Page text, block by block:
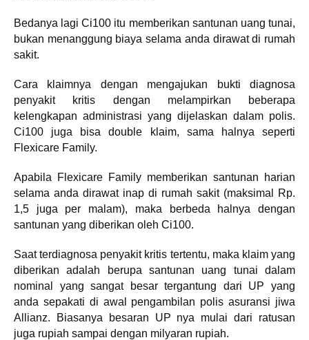
Bedanya lagi Ci100 itu memberikan santunan uang tunai,
bukan menanggung biaya selama anda dirawat di rumah
sakit.
Cara klaimnya dengan mengajukan bukti diagnosa
penyakit kritis dengan melampirkan beberapa
kelengkapan administrasi yang dijelaskan dalam polis.
Ci100 juga bisa double klaim, sama halnya seperti
Flexicare Family.
Apabila Flexicare Family memberikan santunan harian
selama anda dirawat inap di rumah sakit (maksimal Rp.
1,5 juga per malam), maka berbeda halnya dengan
santunan yang diberikan oleh Ci100.
Saat terdiagnosa penyakit kritis tertentu, maka klaim yang
diberikan adalah berupa santunan uang tunai dalam
nominal yang sangat besar tergantung dari UP yang
anda sepakati di awal pengambilan polis asuransi jiwa
Allianz. Biasanya besaran UP nya mulai dari ratusan
juga rupiah sampai dengan milyaran rupiah.